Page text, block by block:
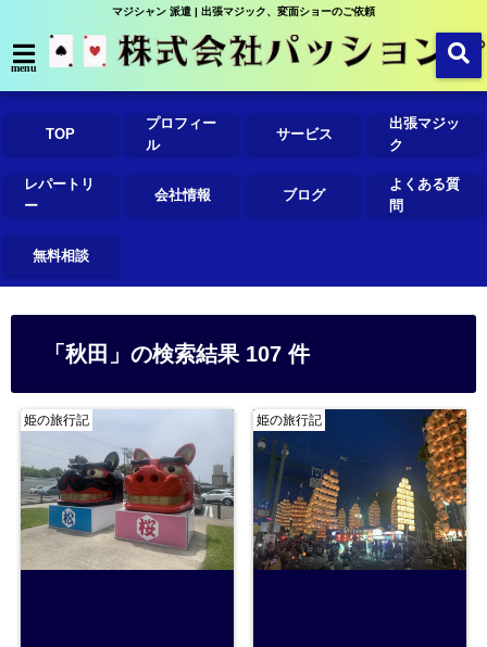
マジシャン 派遣 | 出張マジック、変面ショーのご依頼
menu
TOP
プロフィー
ル
サービス
出張マジッ
ク
レパートリ
ー
会社情報 ブログ
よくある質
問
無料相談
「秋田」の検索結果 107 件
姫の旅行記 姫の旅行記